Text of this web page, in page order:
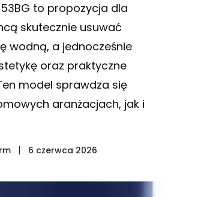
to propozycja dla
skutecznie usuwać
wodną, a jednocześnie
oraz praktyczne
model sprawdza się
aranżacjach, jak i
6 czerwca 2026